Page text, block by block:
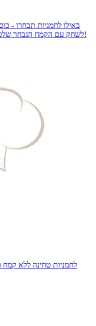
באילו לחמניות תבחרו -
לשחק עם הקמח הנבחר שלכם ובכל פעם תצאנה לכם לחמניות אחרות!
לחמניות טחינה ללא קמח